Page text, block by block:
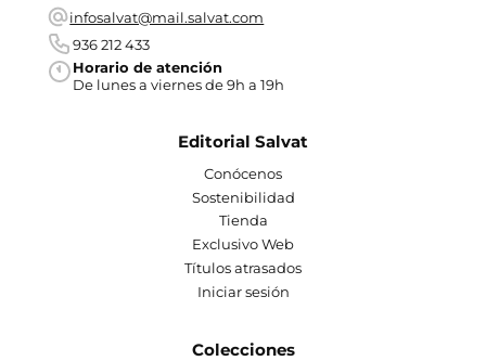
infosalvat@mail.salvat.com
936 212 433
Horario de atención
De lunes a viernes de 9h a 19h
Editorial Salvat
Conócenos
Sostenibilidad
Tienda
Exclusivo Web
Títulos atrasados
Iniciar sesión
Colecciones